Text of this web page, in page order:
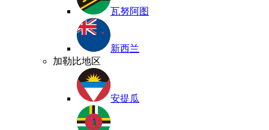
瓦努阿图
新西兰
加勒比地区
安提瓜